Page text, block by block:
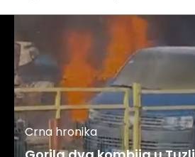
Crna hronika